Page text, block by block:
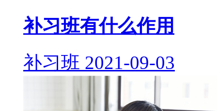
补习班有什么作用
补习班 2021-09-03